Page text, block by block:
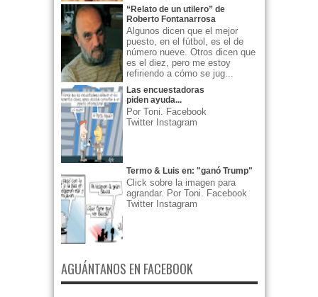
“Relato de un utilero” de
Roberto Fontanarrosa
Algunos dicen que el mejor
puesto, en el fútbol, es el de
número nueve. Otros dicen que
es el diez, pero me estoy
refiriendo a cómo se jug...
Las encuestadoras
piden ayuda...
Por Toni. Facebook
Twitter Instagram
Termo & Luis en: "ganó Trump"
Click sobre la imagen para
agrandar. Por Toni. Facebook
Twitter Instagram
AGUÁNTANOS EN FACEBOOK